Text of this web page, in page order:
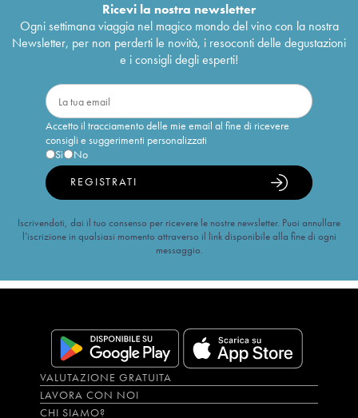
Ricevi la nostra newsletter
Ogni settimana viaggia nel magico mondo del vino con la nostra
Newsletter, per non perderti le novità, i resoconti delle degustazioni
e i consigli degli esperti!
Accetto il tracciamento delle mie email al fine di ricevere
consigli e suggerimenti personalizzati
Sì
No
REGISTRATI
Iscrivendoti, dai il tuo consenso per ricevere le nostre newsletter. Puoi annullare
l’iscrizione in qualsiasi momento attraverso il link disponibile alla fine di ogni
messaggio.
VALUTAZIONE GRATUITA
LAVORA CON NOI
CHI SIAMO?